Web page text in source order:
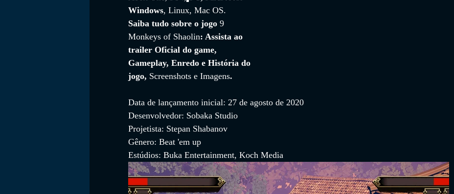
FILMES
Windows, Linux, Mac OS.
Saiba tudo sobre o jogo 9
Monkeys of Shaolin: Assista ao
trailer Oficial do game,
Gameplay, Enredo e História do
jogo, Screenshots e Imagens.
Data de lançamento inicial: 27 de agosto de 2020
Desenvolvedor: Sobaka Studio
Projetista: Stepan Shabanov
Gênero: Beat 'em up
Estúdios: Buka Entertainment, Koch Media